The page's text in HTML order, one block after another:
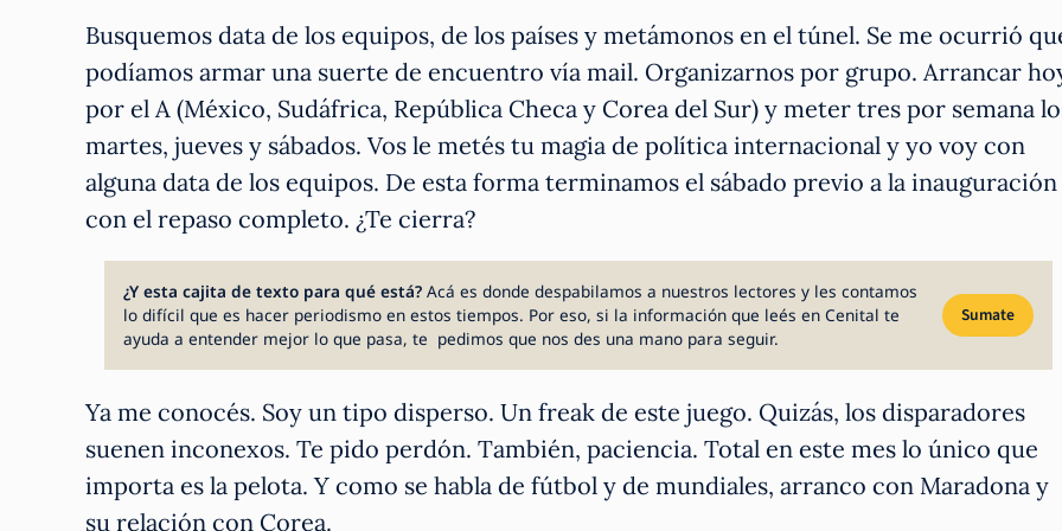
Busquemos data de los equipos, de los países y metámonos en el túnel. Se me ocurrió
podíamos armar una suerte de encuentro vía mail. Organizarnos por grupo. Arrancar
por el A (México, Sudáfrica, República Checa y Corea del Sur) y meter tres por semana
martes, jueves y sábados. Vos le metés tu magia de política internacional y yo voy con
alguna data de los equipos. De esta forma terminamos el sábado previo a la inauguración
con el repaso completo. ¿Te cierra?
¿Y esta cajita de texto para qué está? Acá es donde despabilamos a nuestros lectores y les contamos
lo difícil que es hacer periodismo en estos tiempos. Por eso, si la información que leés en Cenital te
ayuda a entender mejor lo que pasa, te pedimos que nos des una mano para seguir.
Sumate
Ya me conocés. Soy un tipo disperso. Un freak de este juego. Quizás, los disparadores
suenen inconexos. Te pido perdón. También, paciencia. Total en este mes lo único que
importa es la pelota. Y como se habla de fútbol y de mundiales, arranco con Maradona y
su relación con Corea.